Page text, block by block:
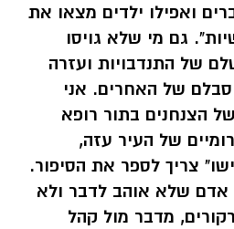
גברים ואפילו ילדים מצאו את
גם מי שלא גויסו
של התנדבויות ועזרה
של האחרים. אני
התנדבתי לגדוד 202 של הצנחנים בתור רופא
של העיר עזה,
צריך לספר את הסיפור.
שלא אוהב לדבר ולא
מדבר מול קהל